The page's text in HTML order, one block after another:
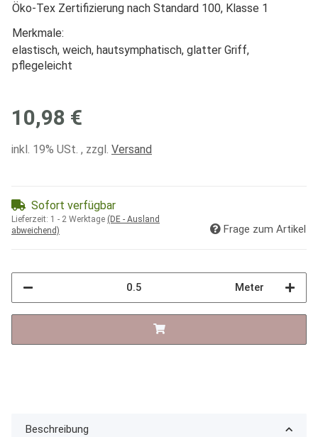
Öko-Tex Zertifizierung nach Standard 100, Klasse 1
Merkmale:
elastisch, weich, hautsymphatisch, glatter Griff,
pflegeleicht
10,98 €
inkl. 19% USt. , zzgl. Versand
Sofort verfügbar
Lieferzeit: 1 - 2 Werktage (DE - Ausland
abweichend)
Frage zum Artikel
Meter
Beschreibung